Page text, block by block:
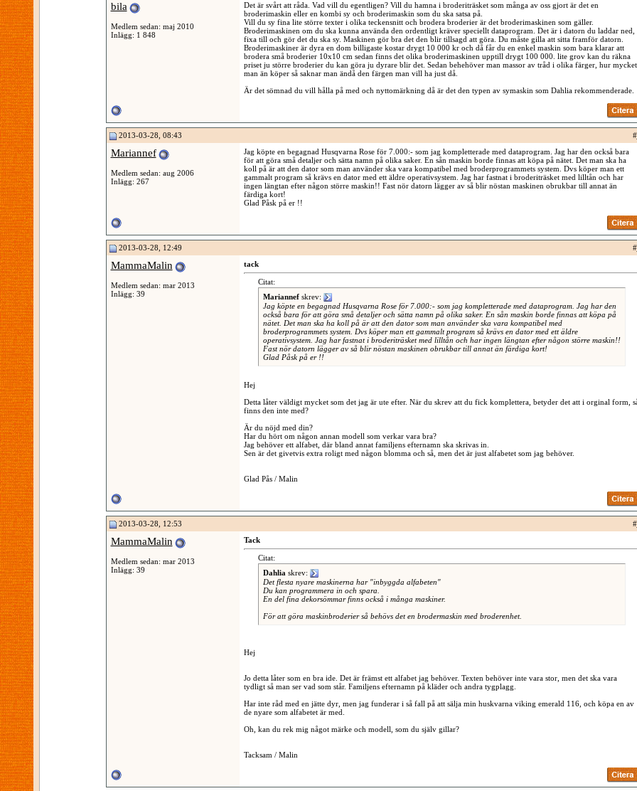
bila
Medlem sedan: maj 2010
Inlägg: 1 848
Det är svårt att råda. Vad vill du egentligen? Vill du hamna i broderiträsket som många av oss gjort är det en
broderimaskin eller en kombi sy och broderimaskin som du ska satsa på.
Vill du sy fina lite större texter i olika teckensnitt och brodera broderier är det broderimaskinen som gäller.
Broderimaskinen om du ska kunna använda den ordentligt kräver speciellt dataprogram. Det är i datorn du laddar ned,
fixa till och gör det du ska sy. Maskinen gör bra det den blir tillsagd att göra. Du måste gilla att sitta framför datorn.
Broderimaskiner är dyra en dom billigaste kostar drygt 10 000 kr och då får du en enkel maskin som bara klarar att
brodera små broderier 10x10 cm sedan finns det olika broderimaskinen upptill drygt 100 000. lite grov kan du räkna
priset ju större broderier du kan göra ju dyrare blir det. Sedan behehöver man massor av tråd i olika färger, hur mycket
man än köper så saknar man ändå den färgen man vill ha just då.
Är det sömnad du vill hålla på med och nyttomärkning då är det den typen av symaskin som Dahlia rekommenderade.
2013-03-28, 08:43 #
Mariannef
Medlem sedan: aug 2006
Inlägg: 267
Jag köpte en begagnad Husqvarna Rose för 7.000:- som jag kompletterade med dataprogram. Jag har den också bara
för att göra små detaljer och sätta namn på olika saker. En sån maskin borde finnas att köpa på nätet. Det man ska ha
koll på är att den dator som man använder ska vara kompatibel med broderprogrammets system. Dvs köper man ett
gammalt program så krävs en dator med ett äldre operativsystem. Jag har fastnat i broderiträsket med lilltån och har
ingen längtan efter någon större maskin!! Fast nör datorn lägger av så blir nöstan maskinen obrukbar till annat än
färdiga kort!
Glad Påsk på er !!
2013-03-28, 12:49 #
MammaMalin
Medlem sedan: mar 2013
Inlägg: 39
tack
Citat:
Mariannefskrev:
Jag köpte en begagnad Husqvarna Rose för 7.000:- som jag kompletterade med dataprogram. Jag har den
också bara för att göra små detaljer och sätta namn på olika saker. En sån maskin borde finnas att köpa på
nätet. Det man ska ha koll på är att den dator som man använder ska vara kompatibel med
broderprogrammets system. Dvs köper man ett gammalt program så krävs en dator med ett äldre
operativsystem. Jag har fastnat i broderiträsket med lilltån och har ingen längtan efter någon större maskin!!
Fast nör datorn lägger av så blir nöstan maskinen obrukbar till annat än färdiga kort!
Glad Påsk på er !!
Hej
Detta låter väldigt mycket som det jag är ute efter. När du skrev att du fick komplettera, betyder det att i orginal form,
finns den inte med?
Är du nöjd med din?
Har du hört om någon annan modell som verkar vara bra?
Jag behöver ett alfabet, där bland annat familjens efternamn ska skrivas in.
Sen är det givetvis extra roligt med någon blomma och så, men det är just alfabetet som jag behöver.
Glad Pås / Malin
2013-03-28, 12:53 #
MammaMalin
Medlem sedan: mar 2013
Inlägg: 39
Tack
Citat:
Dahlia skrev:
Det flesta nyare maskinerna har "inbyggda alfabeten"
Du kan programmera in och spara.
En del fina dekorsömmar finns också i många maskiner.
För att göra maskinbroderier så behövs det en brodermaskin med broderenhet.
Hej
Jo detta låter som en bra ide. Det är främst ett alfabet jag behöver. Texten behöver inte vara stor, men det ska vara
tydligt så man ser vad som står. Familjens efternamn på kläder och andra tygplagg.
Har inte råd med en jätte dyr, men jag funderar i så fall på att sälja min huskvarna viking emerald 116, och köpa en av
de nyare som alfabetet är med.
Oh, kan du rek mig något märke och modell, som du själv gillar?
Tacksam / Malin